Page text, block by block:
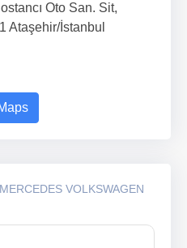
Oto San. Sit,
Ataşehir/İstanbul
VOLKSWAGEN